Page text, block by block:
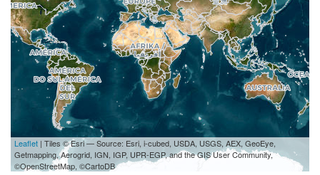
Leaflet | Tiles © Esri — Source: Esri, i-cubed, USDA, USGS, AEX, GeoEye,
Getmapping, Aerogrid, IGN, IGP, UPR-EGP, and the GIS User Community,
©OpenStreetMap, ©CartoDB